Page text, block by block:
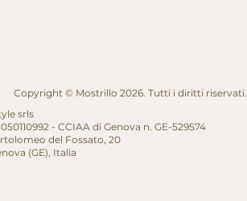
Copyright © Mostrillo 2026. Tutti i diritti riservati.
srls
- CCIAA di Genova n. GE-529574
del Fossato, 20
(GE), Italia